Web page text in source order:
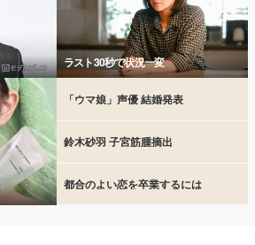
ラスト30秒で状況一変
「ウマ娘」声優 結婚発表
鈴木砂羽 子宮筋腫摘出
都合のよい恋を卒業するには